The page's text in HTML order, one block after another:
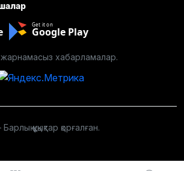
Get it on
Google Play
жарнамасыз хабарламалар.
құқықтар қорғалған.